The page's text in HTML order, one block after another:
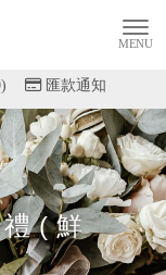
匯款通知
禮(鮮